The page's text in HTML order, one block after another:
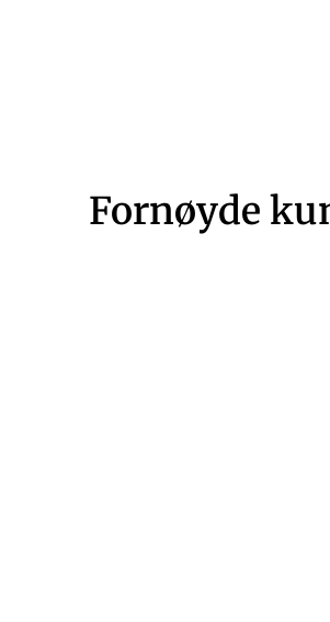
Fornøyde